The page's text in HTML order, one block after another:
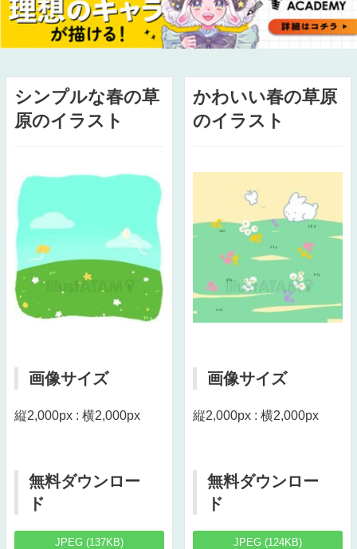
シンプルな春の草
原のイラスト
画像サイズ
縦2,000px : 横2,000px
無料ダウンロー
ド
JPEG (137KB)
かわいい春の草原
のイラスト
画像サイズ
縦2,000px : 横2,000px
無料ダウンロー
ド
JPEG (124KB)